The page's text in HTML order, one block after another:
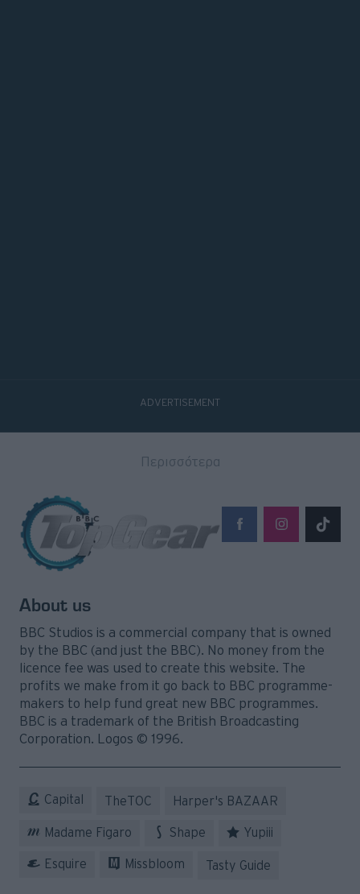
Περισσότερα
About us
BBC Studios is a commercial company that is owned
by the BBC (and just the BBC). No money from the
licence fee was used to create this website. The
profits we make from it go back to BBC programme-
makers to help fund great new BBC programmes.
BBC is a trademark of the British Broadcasting
Corporation. Logos © 1996.
Capital TheTOC Harper's BAZAAR
Madame Figaro Shape Yupiii
Esquire Missbloom Tasty Guide